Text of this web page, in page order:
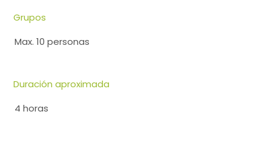
Grupos
Max. 10 personas
Duración aproximada
4 horas